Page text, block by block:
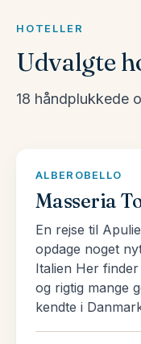
Et land af
Et overraskende
opmærksomhed
tempoet ned, og
efterretning og
Man kan heller
mad. Italien er
HOTELLER
Udvalgte
18 håndplukkede
ALBEROBELLO
Masseria
En rejse til
opdage noget
Italien Her
og rigtig mange
kendte i